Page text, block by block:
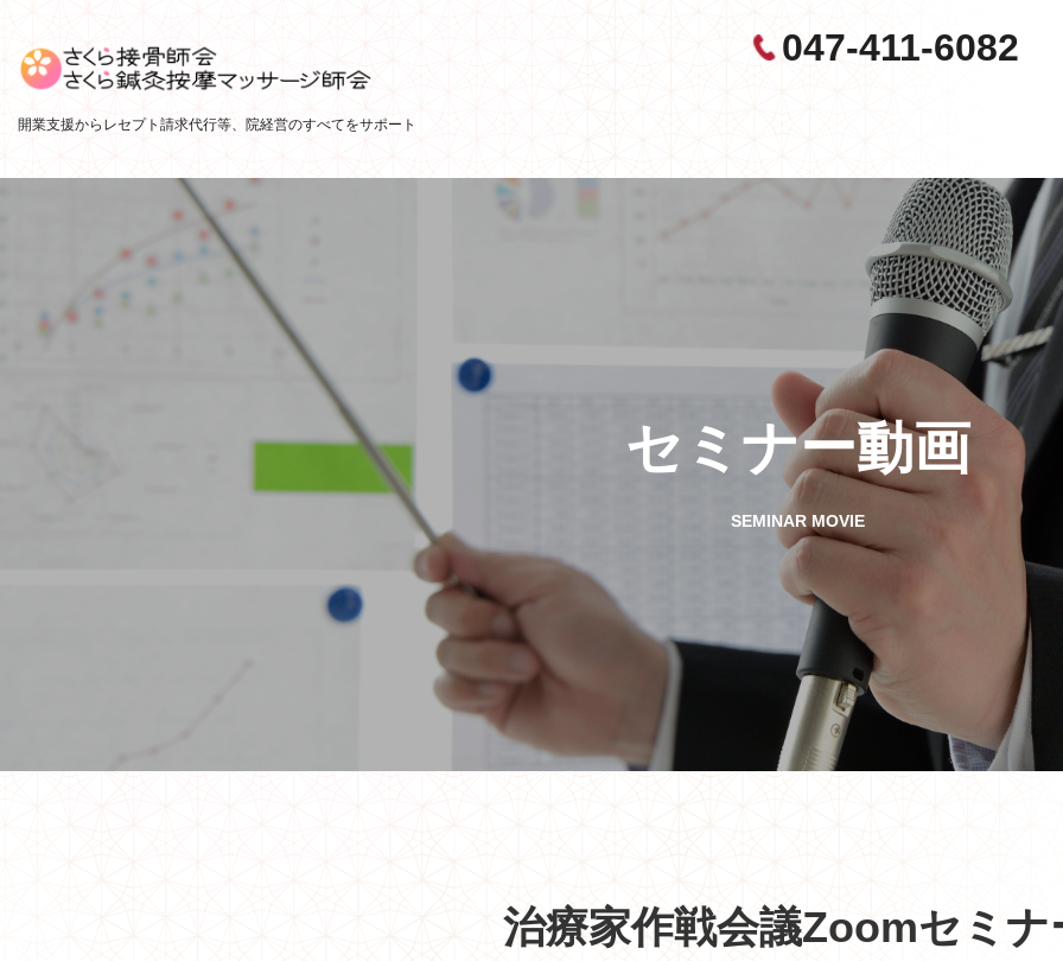
開業支援からレセプト請求代行等、院経営のすべてをサポート
047-411-6082
セミナー動画
SEMINAR MOVIE
治療家作戦会議Zoomセミナ